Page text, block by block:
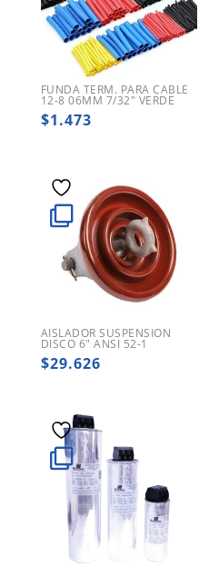
FUNDA TERM. PARA CABLE
12-8 06MM 7/32″ VERDE
$1.473
AISLADOR SUSPENSION
DISCO 6″ ANSI 52-1
$29.626